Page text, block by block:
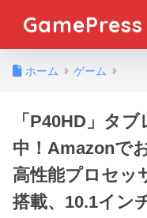
ホーム ゲーム
「P40HD」タ
中！Amazonで
高性能プロセッ
搭載、10.1イン